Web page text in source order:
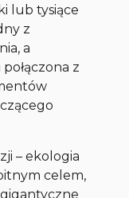
lub tysiące
z
a
z
– ekologia
celem,